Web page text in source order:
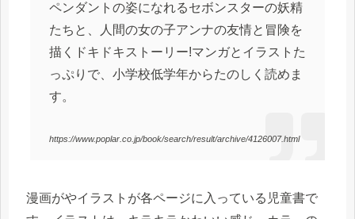
ペンダントの姿になれるセボンスターの妖精
たちと、人間の女の子アンナの友情と冒険を
描くドキドキストーリー!マンガとイラストた
っぷりで、小学校低学年からたのしく読めま
す。
https://www.poplar.co.jp/book/search/result/archive/4126007.html
漫画がやイラストが各ページに入っている児童書で